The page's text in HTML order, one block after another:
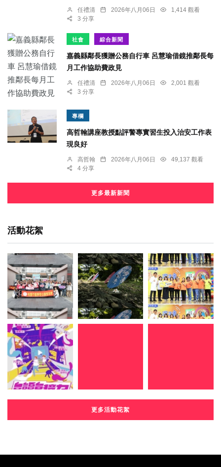
任禮清 2026年八月06日
1,414 觀看
3 分享
社會 綜合新聞
嘉義縣鄰長獲贈公務自行車 呂慧瑜借鏡推鄰長每
月工作協助費政見
任禮清 2026年八月06日
2,001 觀看
3 分享
專欄
高哲翰講座教授點評警專實習生投入治安工作表
現良好
高哲翰 2026年八月06日
49,137 觀看
4 分享
更多最新新聞
活動花絮
更多活動花絮